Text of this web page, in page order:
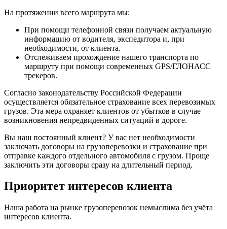
На протяжении всего маршрута мы:
При помощи телефонной связи получаем актуальную
информацию от водителя, экспедитора и, при
необходимости, от клиента.
Отслеживаем прохождение нашего транспорта по
маршруту при помощи современных GPS/ГЛОНАСС
трекеров.
Согласно законодательству Российской Федерации
осуществляется обязательное страхование всех перевозимых
грузов. Эта мера охраняет клиентов от убытков в случае
возникновения непредвиденных ситуаций в дороге.
Вы наш постоянный клиент? У вас нет необходимости
заключать договоры на грузоперевозки и страхование при
отправке каждого отдельного автомобиля с грузом. Проще
заключить эти договоры сразу на длительный период.
Приоритет интересов клиента
Наша работа на рынке грузоперевозок немыслима без учёта
интересов клиента.